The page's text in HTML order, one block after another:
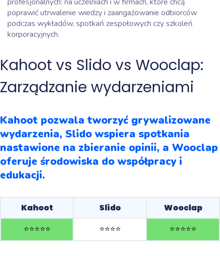
poprawić utrwalenie wiedzy i zaangażowanie odbiorców
podczas wykładów, spotkań zespołowych czy szkoleń
korporacyjnych.
Kahoot vs Slido vs Wooclap:
Zarządzanie wydarzeniami
Kahoot pozwala tworzyć grywalizowane
wydarzenia, Slido wspiera spotkania
nastawione na zbieranie opinii, a Wooclap
oferuje środowiska do współpracy i
edukacji.
Kahoot Slido
Wooclap
⭐️⭐️⭐️⭐️⭐️ ⭐️⭐️⭐️⭐️ ⭐️⭐️⭐️⭐️⭐️